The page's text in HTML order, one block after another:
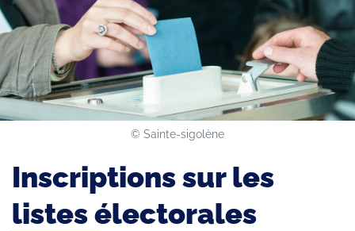
©️ Sainte-sigolène
Inscriptions sur les
listes électorales